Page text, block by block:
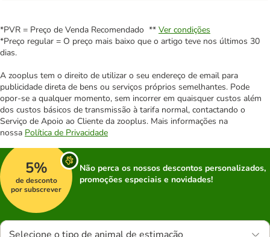
*PVR = Preço de Venda Recomendado ** Ver condições
*Preço regular = O preço mais baixo que o artigo teve nos últimos 30
dias.
A zooplus tem o direito de utilizar o seu endereço de email para
publicidade direta de bens ou serviços próprios semelhantes. Pode
opor-se a qualquer momento, sem incorrer em quaisquer custos além
dos custos básicos de transmissão à tarifa normal, contactando o
Serviço de Apoio ao Cliente da zooplus. Mais informações na
nossa Política de Privacidade
5%
de desconto
por subscrever
Não perca os nossos descontos personalizados,
promoções especiais e novidades!